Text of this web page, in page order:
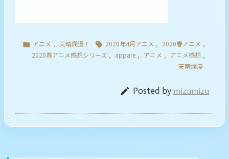
 アニメ , 天晴爛漫！  2020年4月アニメ , 2020春アニメ ,
2020春アニメ感想シリーズ , appare , アニメ , アニメ感想 ,
天晴爛漫
 Posted by mizumizu